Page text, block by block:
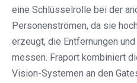
eine Schlüsselrolle bei der
Personenströmen, da sie
erzeugt, die Entfernungen
messen. Fraport kombiniert
Vision-Systemen an den